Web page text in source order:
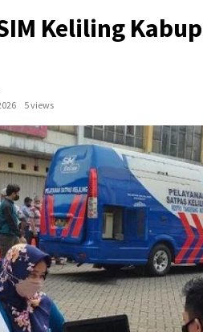
Keliling
5 views